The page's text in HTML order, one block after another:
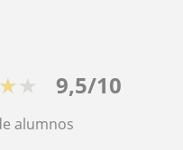
9,5/10
alumnos